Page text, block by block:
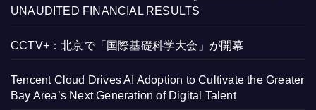
UNAUDITED FINANCIAL RESULTS
CCTV+：北京で「国際基礎科学大会」が開幕
Tencent Cloud Drives AI Adoption to Cultivate the Greater
Bay Area’s Next Generation of Digital Talent